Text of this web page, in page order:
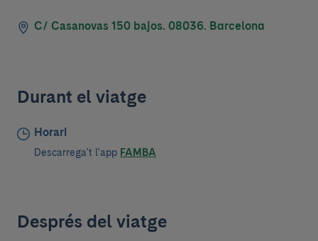
C/ Casanovas 150 bajos. 08036. Barcelona
Durant el viatge
Horari
Descarrega't l'app FAMBA
Després del viatge